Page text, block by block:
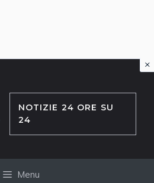
NOTIZIE 24 ORE SU
24
Menu
×